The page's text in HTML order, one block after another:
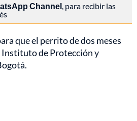
Channel , para recibir las
que el perrito de dos meses
de Protección y